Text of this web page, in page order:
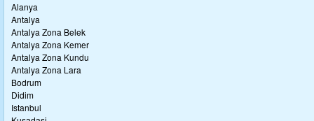
Alanya
Antalya
Antalya Zona Belek
Antalya Zona Kemer
Antalya Zona Kundu
Antalya Zona Lara
Bodrum
Didim
Istanbul